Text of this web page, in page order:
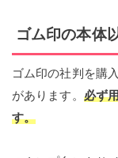
ゴム印の本体
ゴム印の社判を購
があります。 必ず
す。